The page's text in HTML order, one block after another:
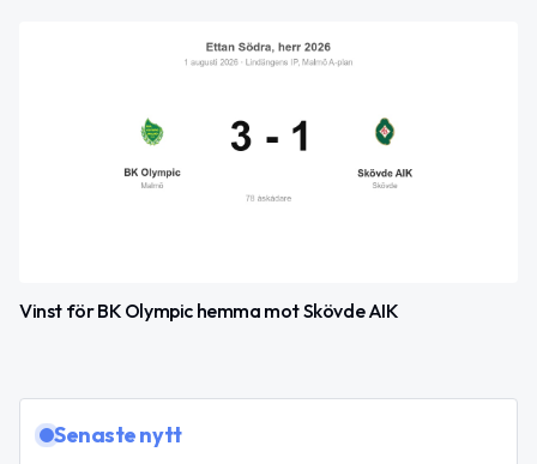
Vinst för BK Olympic hemma mot Skövde AIK
Senaste nytt